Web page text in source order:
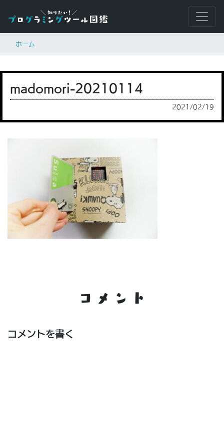
ホーム
madomori-20210114
2021/02/19
コメント
コメントを書く